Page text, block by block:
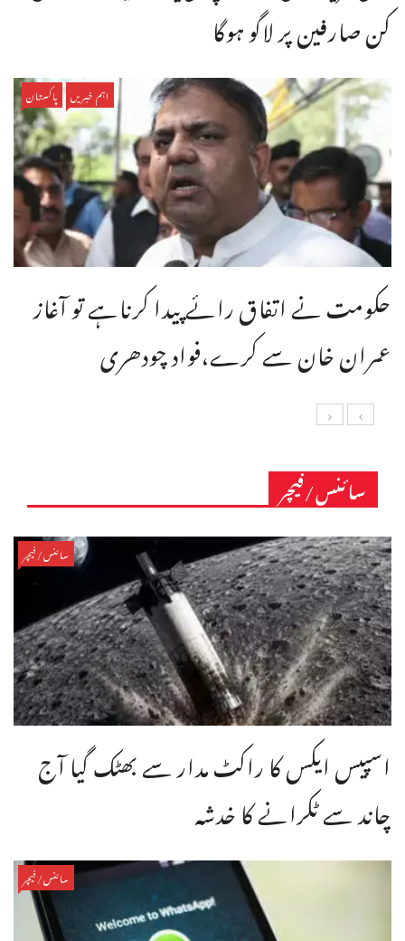
کن صارفین پر لاگو ہوگا
اہم خبریں پاکستان
حکومت نے اتفاق رائے پیدا کرناہے تو آغاز
عمران خان سے کرے،فواد چودھری
سائنس/فیچر
سائنس/فیچر
اسپیس ایکس کا راکٹ مدار سے بھٹک گیا آج
چاند سے ٹکرانے کا خدشہ
سائنس/فیچر